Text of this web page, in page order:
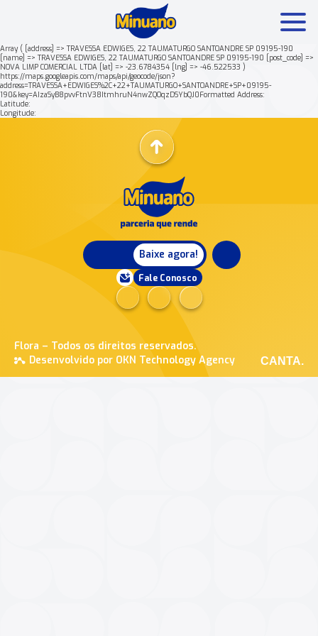
Array ( [address] => TRAVESSA EDWIGES, 22 TAUMATURGO SANTOANDRE SP 09195-190
[name] => TRAVESSA EDWIGES, 22 TAUMATURGO SANTOANDRE SP 09195-190 [post_code] =>
NOVA LIMP COMERCIAL LTDA [lat] => -23.6784354 [lng] => -46.522533 )
https://maps.googleapis.com/maps/api/geocode/json?
address=TRAVESSA+EDWIGES%2C+22+TAUMATURGO+SANTOANDRE+SP+09195-
190&key=AIzaSyB8pvvFtnV38ItmhruN4nwZQOqzDSYbQJ0Formatted Address:
Latitude:
Longitude:
Baixe agora!
Fale Conosco
Flora – Todos os direitos reservados.
Desenvolvido por OKN Technology Agency
CANTA.
Mais buscados: Produtos Minuano Rende +
Nossa história